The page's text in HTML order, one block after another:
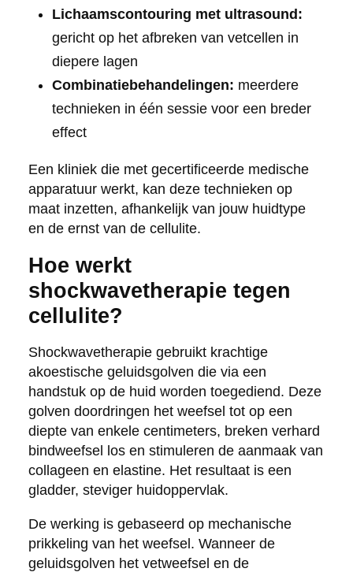
Lichaamscontouring met ultrasound:
gericht op het afbreken van vetcellen in
diepere lagen
Combinatiebehandelingen: meerdere
technieken in één sessie voor een breder
effect
Een kliniek die met gecertificeerde medische
apparatuur werkt, kan deze technieken op
maat inzetten, afhankelijk van jouw huidtype
en de ernst van de cellulite.
Hoe werkt
shockwavetherapie tegen
cellulite?
Shockwavetherapie gebruikt krachtige
akoestische geluidsgolven die via een
handstuk op de huid worden toegediend. Deze
golven doordringen het weefsel tot op een
diepte van enkele centimeters, breken verhard
bindweefsel los en stimuleren de aanmaak van
collageen en elastine. Het resultaat is een
gladder, steviger huidoppervlak.
De werking is gebaseerd op mechanische
prikkeling van het weefsel. Wanneer de
geluidsgolven het vetweefsel en de